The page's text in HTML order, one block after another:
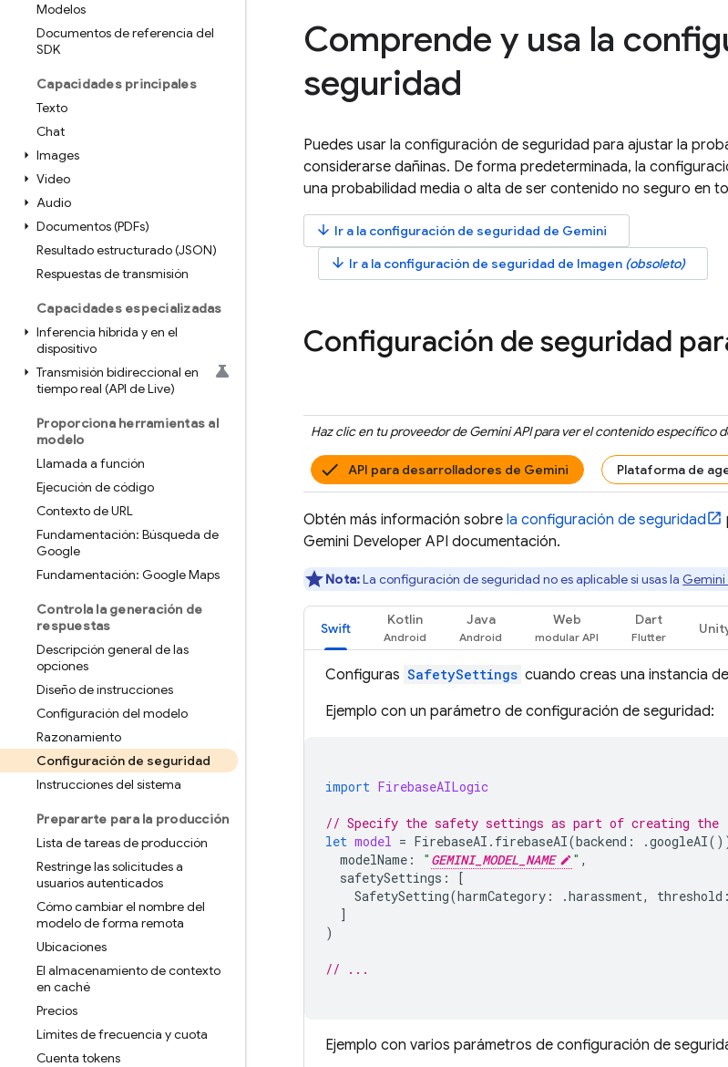
Modelos
Documentos de referencia del
SDK
Capacidades principales
Texto
Chat
Images
Video
Audio
Documentos (PDFs)
Resultado estructurado (JSON)
Respuestas de transmisión
Capacidades especializadas
Inferencia híbrida y en el
dispositivo
Transmisión bidireccional en
tiempo real (API de Live)
Proporciona herramientas al
modelo
Llamada a función
Ejecución de código
Contexto de URL
Fundamentación: Búsqueda de
Google
Fundamentación: Google Maps
Controla la generación de
respuestas
Descripción general de las
opciones
Diseño de instrucciones
Configuración del modelo
Razonamiento
Configuración de seguridad
Instrucciones del sistema
Prepararte para la producción
Lista de tareas de producción
Restringe las solicitudes a
usuarios autenticados
Cómo cambiar el nombre del
modelo de forma remota
Ubicaciones
El almacenamiento de contexto
en caché
Precios
Límites de frecuencia y cuota
Cuenta tokens
Comprende y usa la
seguridad
Puedes usar la configuración de seguridad para ajustar la
considerarse dañinas. De forma predeterminada, la
una probabilidad media o alta de ser contenido no seguro en
arrow_downward Ir a la configuración de seguridad de Gemini
arrow_downward Ir a la configuración de seguridad de Imagen (obsoleto)
Configuración de seguridad
Haz clic en tu proveedor deGemini APIpara ver el contenido específico
API para desarrolladores de Gemini Plataforma de
Obtén más información sobre la configuración de seguridad
Gemini Developer API documentación.
Nota:La configuración de seguridad no es aplicable si usas la Gemini
Swift
Kotlin Java Web Dart
Configuras SafetySettings cuando creas una instancia de
Ejemplo con un parámetro de configuración de seguridad:
import FirebaseAILogic
// Specify the safety settings as part of creating the
let model = FirebaseAI . firebaseAI(backend : .googleAI
modelName : " GEMINI_MODEL_NAME " ,
safetySettings :
[
SafetySetting(harmCategory : .harassment, threshold :
]
)
// ...
Ejemplo con varios parámetros de configuración de